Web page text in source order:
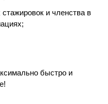
и членства в
быстро и